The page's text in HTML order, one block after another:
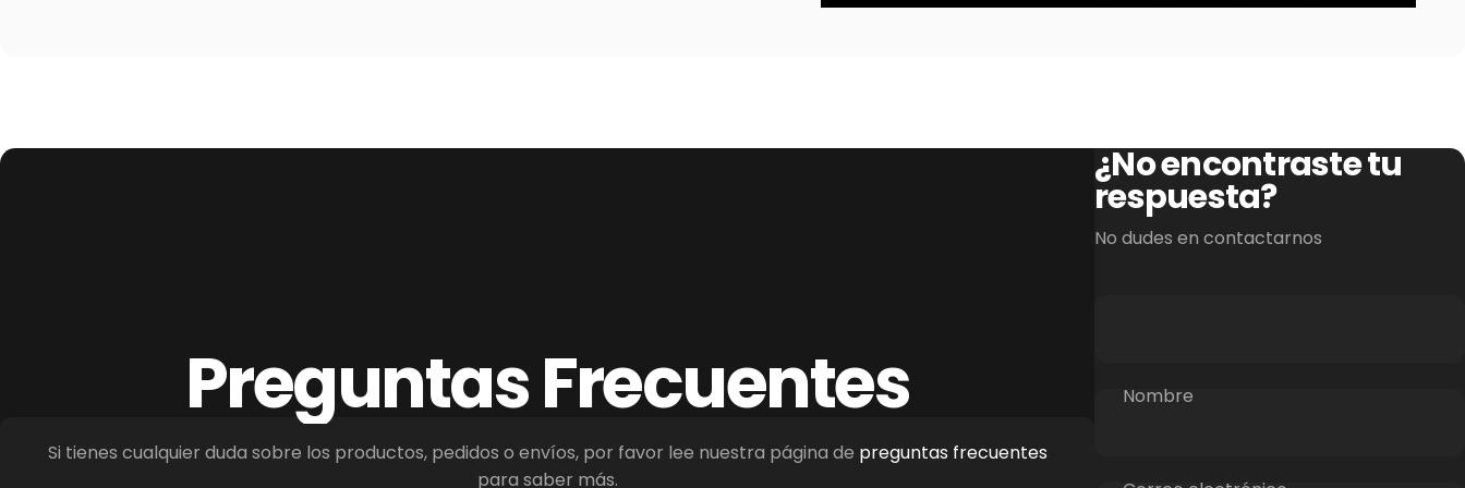
PreguntasFrecuentes
Si tienes cualquier duda sobre los productos, pedidos o envíos, por favor lee nuestra página de preguntas frecuentes
para saber más.
¿No encontraste tu
respuesta?
No dudes en contactarnos
Nombre